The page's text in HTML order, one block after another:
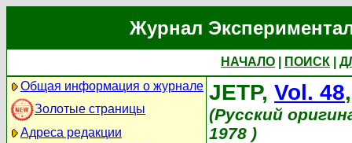
Журнал
НАЧАЛО ПОИСК
Общая информация о журнале
Золотые страницы
Адреса редакции
JETP, Vol. 48
(Русский
1978 )